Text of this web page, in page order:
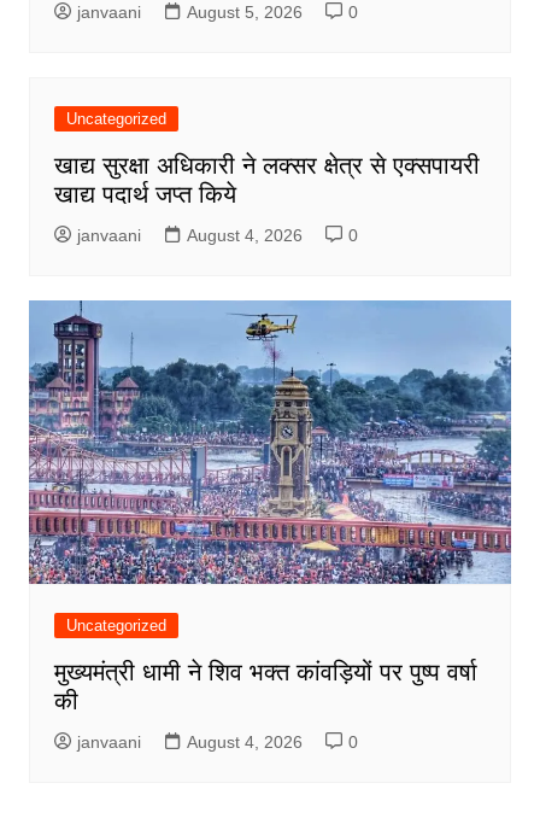
janvaani August 5, 2026 0
Uncategorized
खाद्य सुरक्षा अधिकारी ने लक्सर क्षेत्र से एक्सपायरी
खाद्य पदार्थ जप्त किये
janvaani August 4, 2026 0
Uncategorized
मुख्यमंत्री धामी ने शिव भक्त कांवड़ियों पर पुष्प वर्षा
की
janvaani August 4, 2026 0